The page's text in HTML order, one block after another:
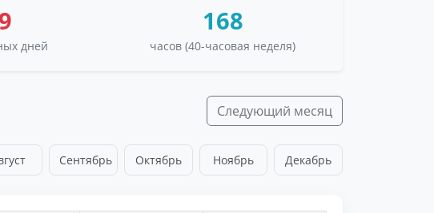
9
дней
168
часов (40-часовая неделя)
Следующий месяц
Сентябрь Октябрь Ноябрь Декабрь